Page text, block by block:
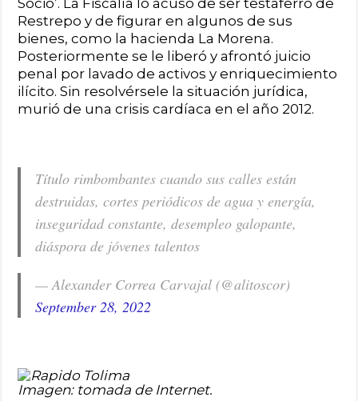
Restrepo y de figurar en algunos de sus
bienes, como la hacienda La Morena.
Posteriormente se le liberó y afrontó juicio
penal por lavado de activos y enriquecimiento
ilícito. Sin resolvérsele la situación jurídica,
murió de una crisis cardíaca en el año 2012.
Título rimbombantes cuando sus calles están
destruidas, cortes periódicos de agua y energía,
inseguridad constante, desempleo galopante,
diáspora de jóvenes talentos
— Alexander Correa Carvajal (@alitoscor)
September 28, 2022
Imagen: tomada de Internet.